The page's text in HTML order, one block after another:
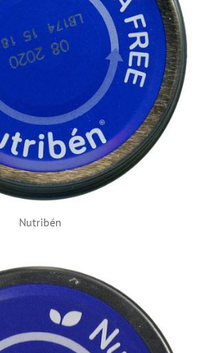
Nutribén